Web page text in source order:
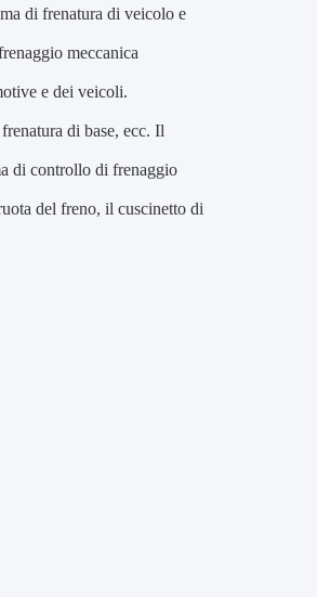
di frenatura di veicolo e
meccanica
e dei veicoli.
di base, ecc. Il
di controllo di frenaggio
del freno, il cuscinetto di